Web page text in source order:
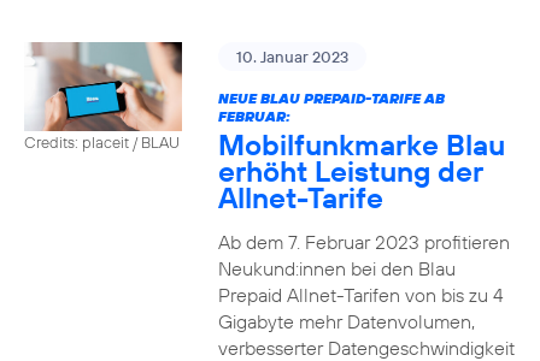
Credits: placeit / BLAU
10. Januar 2023
NEUE BLAU PREPAID-TARIFE AB
FEBRUAR:
Mobilfunkmarke Blau
erhöht Leistung der
Allnet-Tarife
Ab dem 7. Februar 2023 profitieren
Neukund:innen bei den Blau
Prepaid Allnet-Tarifen von bis zu 4
Gigabyte mehr Datenvolumen,
verbesserter Datengeschwindigkeit